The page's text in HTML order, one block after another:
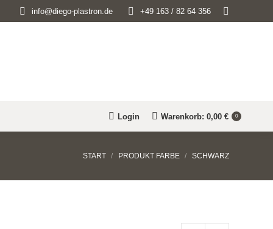
info@diego-plastron.de +49 163 / 82 64 356 Search:
Login Warenkorb: 0,00 € 0
Sie befinden sich hier:
START PRODUKT FARBE SCHWARZ